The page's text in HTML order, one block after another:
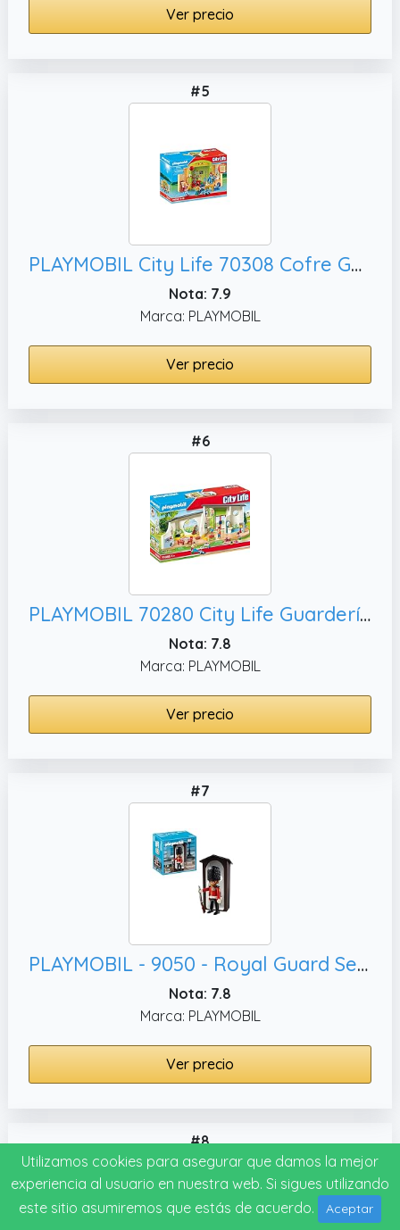
Ver precio
#5
PLAYMOBIL City Life 70308 Cofre Guardería, A Partir de 4 años
Nota: 7.9
Marca: PLAYMOBIL
Ver precio
#6
PLAYMOBIL 70280 City Life Guardería Arcoíris con Efectos de luz y Sonido, Multicolor
Nota: 7.8
Marca: PLAYMOBIL
Ver precio
#7
PLAYMOBIL - 9050 - Royal Guard Sentry Box, Royal Guard und Wachhäuschen
Nota: 7.8
Marca: PLAYMOBIL
Ver precio
#8
Utilizamos cookies para asegurar que damos la mejor
experiencia al usuario en nuestra web. Si sigues utilizando
este sitio asumiremos que estás de acuerdo.
Aceptar